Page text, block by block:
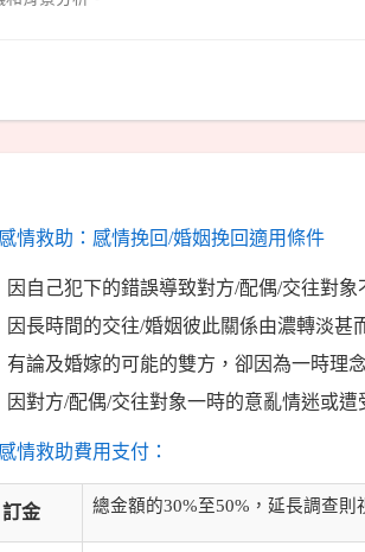
情救助：感情挽回/婚姻挽回適用條件
因自己犯下的錯誤導致對方/配偶/交往對象
因長時間的交往/婚姻彼此關係由濃轉淡甚
有論及婚嫁的可能的雙方，卻因為一時理
因對方/配偶/交往對象一時的意亂情迷或
情救助費用支付：
訂金 總金額的30%至50%，延長調查則